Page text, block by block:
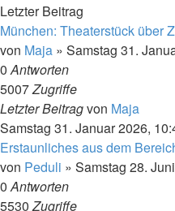
Letzter Beitrag
München: Theaterstück über
von Maja » Samstag 31.
0Antworten
5007Zugriffe
Letzter Beitragvon Maja
Samstag 31. Januar 2026,
Erstaunliches aus dem
von Peduli » Samstag 28.
0Antworten
5530Zugriffe